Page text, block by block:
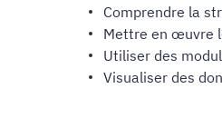
Comprendre la
Mettre en œuvre
Utiliser des
Visualiser des